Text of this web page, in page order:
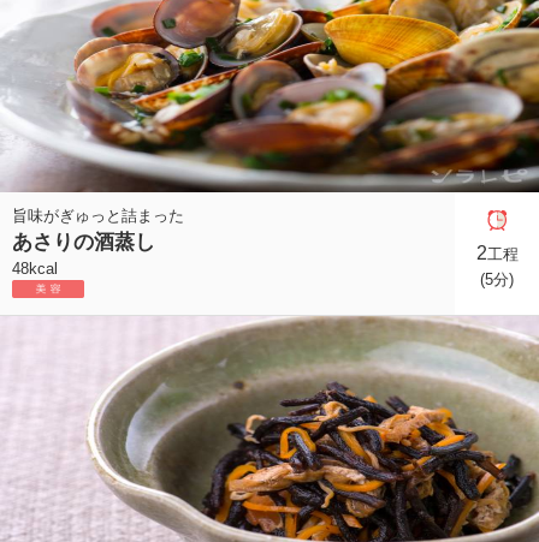
旨味がぎゅっと詰まった
あさりの酒蒸し
48kcal
2工程
(5分)